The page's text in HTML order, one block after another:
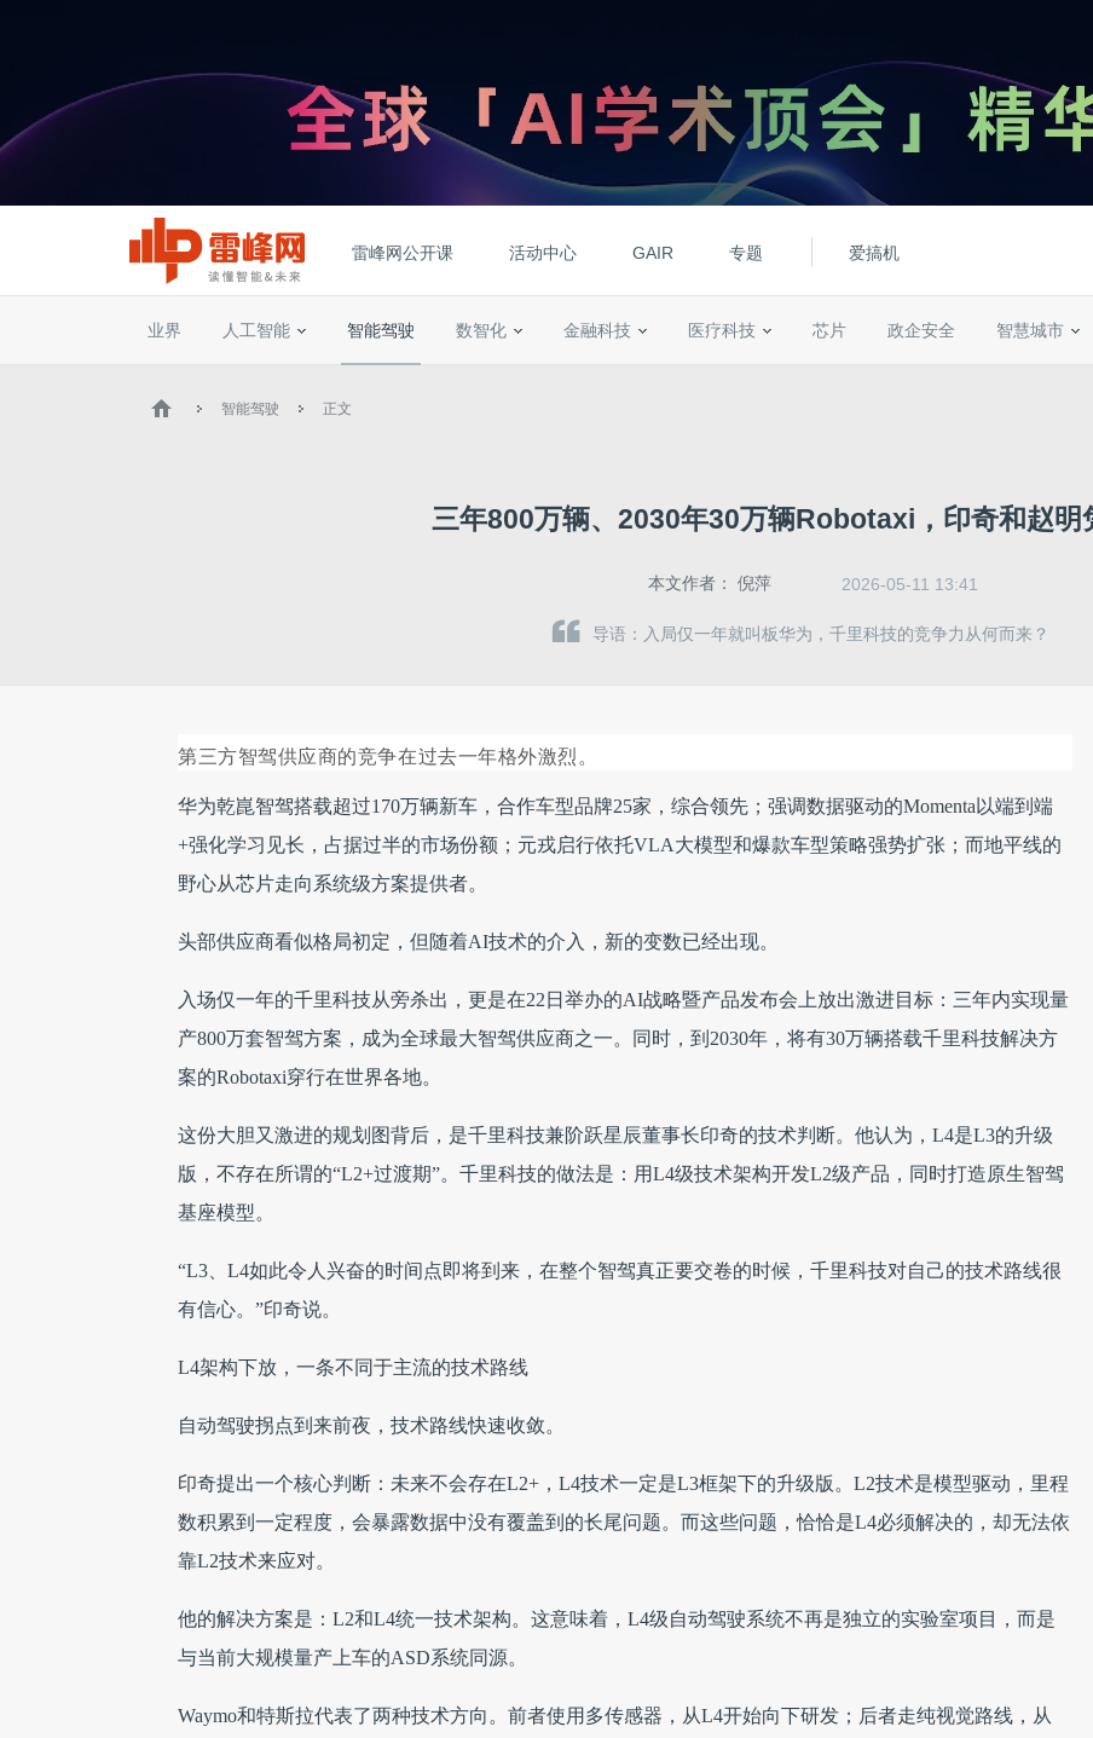
雷峰网公开课 活动中心 GAIR 专题 爱搞机
业界 人工智能 智能驾驶 数智化 金融科技 医疗科技 芯片 政企安全 智慧城市
智能驾驶 正文
三年800万辆、2030年30万辆Robotaxi，印奇和赵明
本文作者： 倪萍 2026-05-11 13:41
导语：入局仅一年就叫板华为，千里科技的竞争力从何而来？
第三方智驾供应商的竞争在过去一年格外激烈。
华为乾崑智驾搭载超过170万辆新车，合作车型品牌25家，综合领先；强调数据驱动的Momenta以端到端
+强化学习见长，占据过半的市场份额；元戎启行依托VLA大模型和爆款车型策略强势扩张；而地平线的
野心从芯片走向系统级方案提供者。
头部供应商看似格局初定，但随着AI技术的介入，新的变数已经出现。
入场仅一年的千里科技从旁杀出，更是在22日举办的AI战略暨产品发布会上放出激进目标：三年内实现量
产800万套智驾方案，成为全球最大智驾供应商之一。同时，到2030年，将有30万辆搭载千里科技解决方
案的Robotaxi穿行在世界各地。
这份大胆又激进的规划图背后，是千里科技兼阶跃星辰董事长印奇的技术判断。他认为，L4是L3的升级
版，不存在所谓的“L2+过渡期”。千里科技的做法是：用L4级技术架构开发L2级产品，同时打造原生智驾
基座模型。
“L3、L4如此令人兴奋的时间点即将到来，在整个智驾真正要交卷的时候，千里科技对自己的技术路线很
有信心。”印奇说。
L4架构下放，一条不同于主流的技术路线
自动驾驶拐点到来前夜，技术路线快速收敛。
印奇提出一个核心判断：未来不会存在L2+，L4技术一定是L3框架下的升级版。L2技术是模型驱动，里程
数积累到一定程度，会暴露数据中没有覆盖到的长尾问题。而这些问题，恰恰是L4必须解决的，却无法依
靠L2技术来应对。
他的解决方案是：L2和L4统一技术架构。这意味着，L4级自动驾驶系统不再是独立的实验室项目，而是
与当前大规模量产上车的ASD系统同源。
Waymo和特斯拉代表了两种技术方向。前者使用多传感器，从L4开始向下研发；后者走纯视觉路线，从